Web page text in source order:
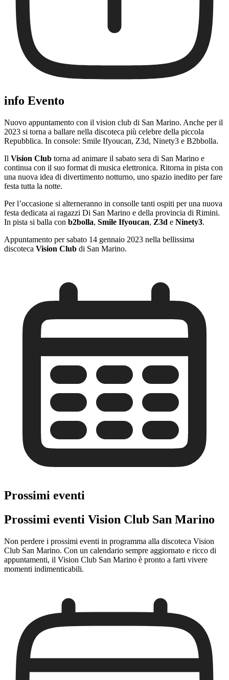
info Evento
Nuovo appuntamento con il vision club di San Marino. Anche per il
2023 si torna a ballare nella discoteca più celebre della piccola
Repubblica. In console: Smile Ifyoucan, Z3d, Ninety3 e B2bbolla.
Il Vision Club torna ad animare il sabato sera di San Marino e
continua con il suo format di musica elettronica. Ritorna in pista con
una nuova idea di divertimento notturno, uno spazio inedito per fare
festa tutta la notte.
Per l’occasione si alterneranno in consolle tanti ospiti per una nuova
festa dedicata ai ragazzi Di San Marino e della provincia di Rimini.
In pista si balla con b2bolla, Smile Ifyoucan, Z3d e Ninety3.
Appuntamento per sabato 14 gennaio 2023 nella bellissima
discoteca Vision Club di San Marino.
Prossimi eventi
Prossimi eventi Vision Club San Marino
Non perdere i prossimi eventi in programma alla discoteca Vision
Club San Marino. Con un calendario sempre aggiornato e ricco di
appuntamenti, il Vision Club San Marino è pronto a farti vivere
momenti indimenticabili.